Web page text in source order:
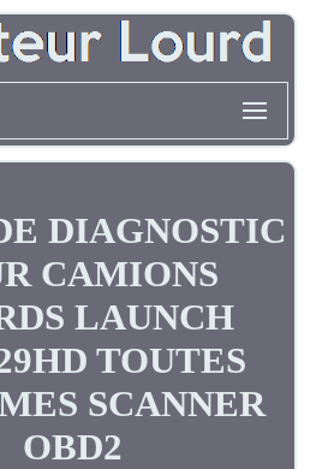
DIAGNOSTIC
CAMIONS
LAUNCH
TOUTES
SCANNER
OBD2